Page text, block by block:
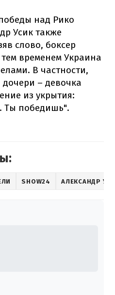
над Рико
Усик также
слово, боксер
временем Украина
В частности,
– девочка
из укрытия:
Ты победишь".
SHOW24 АЛЕКСАНДР